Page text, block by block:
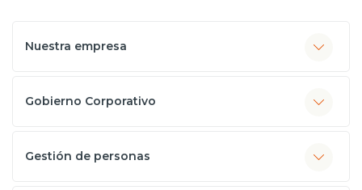
Nuestra empresa
Gobierno Corporativo
Gestión de personas